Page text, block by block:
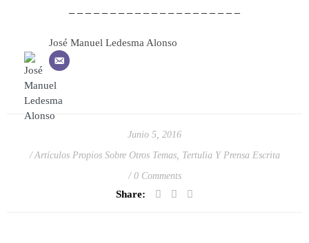
– – – – – – – – – – – – – – – – – – – – –
José Manuel Ledesma Alonso
Junio 5, 2016
Artículos Propios Sobre Otros Temas, Tertulia Y Prensa Escrita
0 Comments
Share: